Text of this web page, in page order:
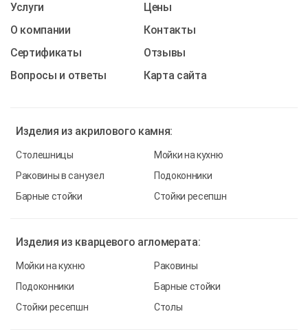
Услуги
Цены
О компании
Контакты
Cертификаты
Отзывы
Вопросы и ответы
Карта сайта
Изделия из акрилового камня:
Столешницы
Мойки на кухню
Раковины в санузел
Подоконники
Барные стойки
Стойки ресепшн
Изделия из кварцевого агломерата:
Мойки на кухню
Раковины
Подоконники
Барные стойки
Стойки ресепшн
Столы